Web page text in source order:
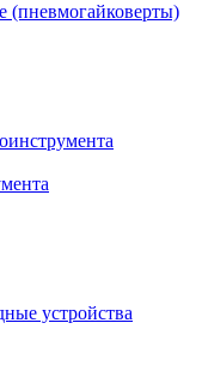
(пневмогайковерты)
устройства